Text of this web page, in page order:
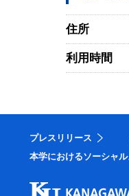
住所
利用時間
プレスリリース
本学におけるソーシャ